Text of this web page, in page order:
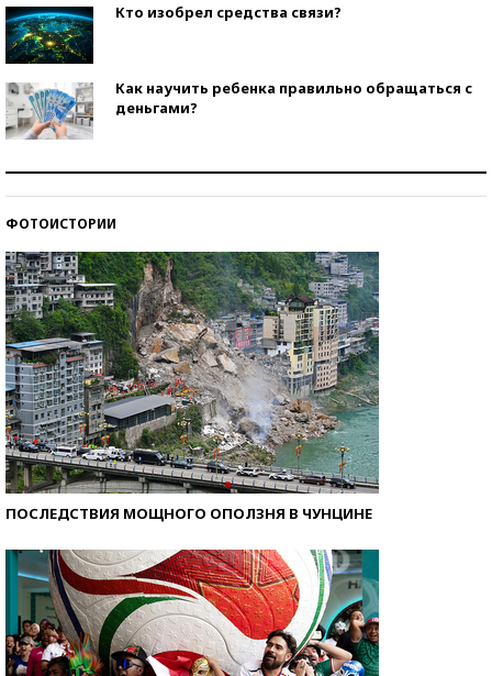
Кто изобрел средства связи?
Как научить ребенка правильно обращаться с
деньгами?
ФОТОИСТОРИИ
ПОСЛЕДСТВИЯ МОЩНОГО ОПОЛЗНЯ В ЧУНЦИНЕ